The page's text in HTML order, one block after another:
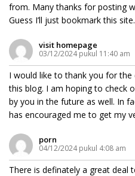
from. Many thanks for posting
Guess I’ll just bookmark this site.
visit homepage
03/12/2024 pukul 11:40 am
I would like to thank you for
this blog. I am hoping to check
by you in the future as well. In
has encouraged me to get my
porn
04/12/2024 pukul 4:08 am
There is definately a great deal